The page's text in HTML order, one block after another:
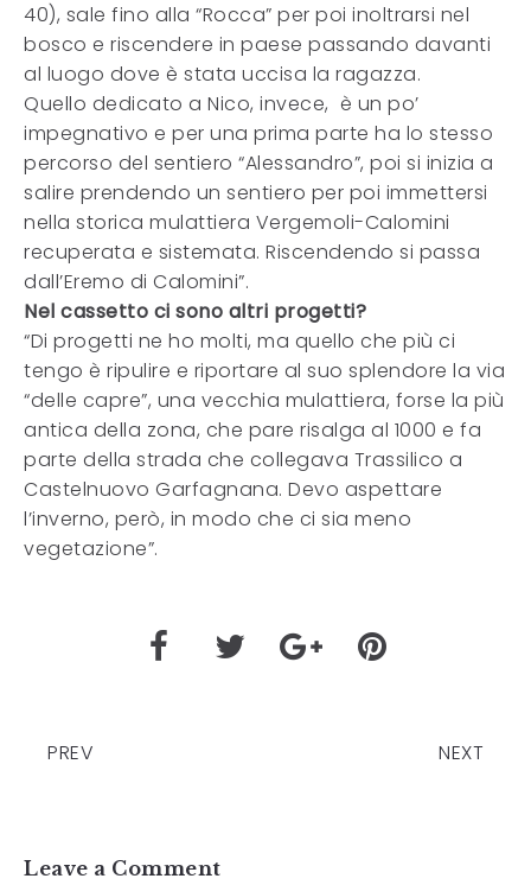
40), sale fino alla “Rocca” per poi inoltrarsi nel
bosco e riscendere in paese passando davanti
al luogo dove è stata uccisa la ragazza.
Quello dedicato a Nico, invece, è un po’
impegnativo e per una prima parte ha lo stesso
percorso del sentiero “Alessandro”, poi si inizia a
salire prendendo un sentiero per poi immettersi
nella storica mulattiera Vergemoli-Calomini
recuperata e sistemata. Riscendendo si passa
dall’Eremo di Calomini”.
Nel cassetto ci sono altri progetti?
“Di progetti ne ho molti, ma quello che più ci
tengo è ripulire e riportare al suo splendore la via
“delle capre”, una vecchia mulattiera, forse la più
antica della zona, che pare risalga al 1000 e fa
parte della strada che collegava Trassilico a
Castelnuovo Garfagnana. Devo aspettare
l’inverno, però, in modo che ci sia meno
vegetazione”.
PREV NEXT
Leave a Comment